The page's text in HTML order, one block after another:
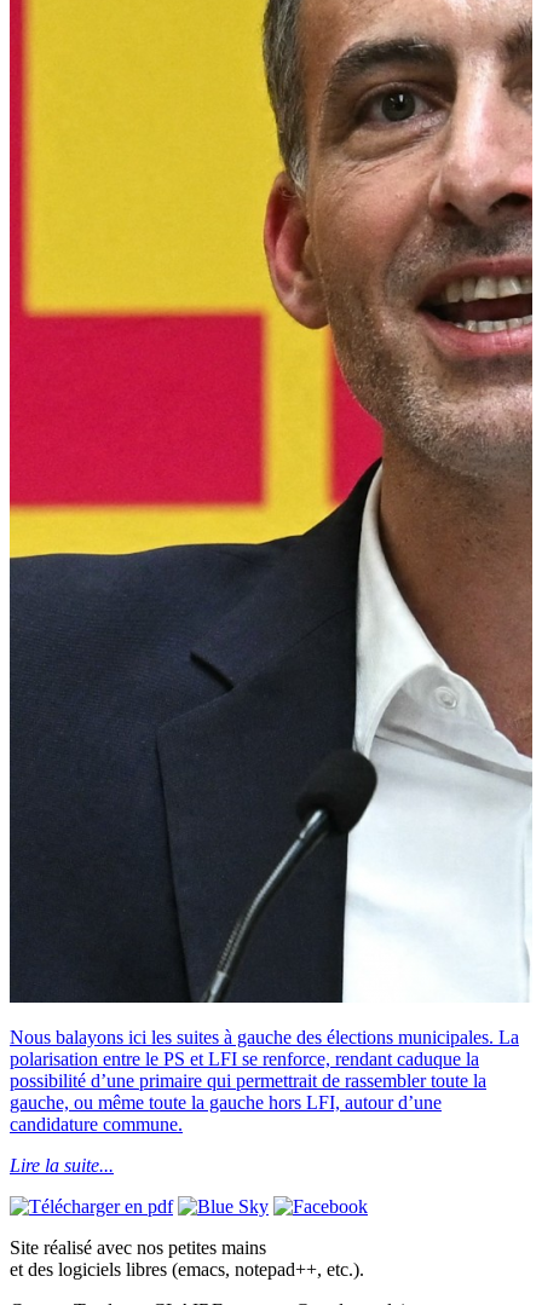
Nous balayons ici les suites à gauche des élections municipales. La
polarisation entre le PS et LFI se renforce, rendant caduque la
possibilité d’une primaire qui permettrait de rassembler toute la
gauche, ou même toute la gauche hors LFI, autour d’une
candidature commune.
Lire la suite...
Site réalisé avec nos petites mains
et des logiciels libres (emacs, notepad++, etc.).